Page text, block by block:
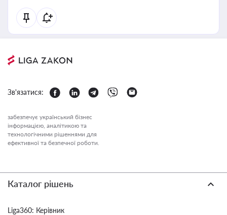
Зв'язатися:
забезпечує український бізнес
інформацією, аналітикою та
технологічними рішеннями для
ефективної та безпечної роботи.
Каталог рішень
Liga360: Керівник